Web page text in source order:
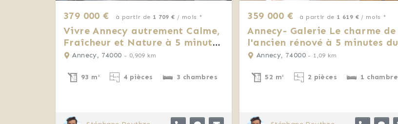
379 000 € à partir de 1 709 € / mois *
Vivre Annecy autrement Calme,
Fraîcheur et Nature à 5 minutes
de tout
Annecy, 74000 - 0,909 km
93 m² 4 pièces 3 chambres
359 000 € à partir de 1 619 €/ mois *
Annecy- Galerie Le charme de
l'ancien rénové à 5 minutes du
lacAnnecy, 74000 - 1,09 km
52 m² 2 pièces 1 chambre